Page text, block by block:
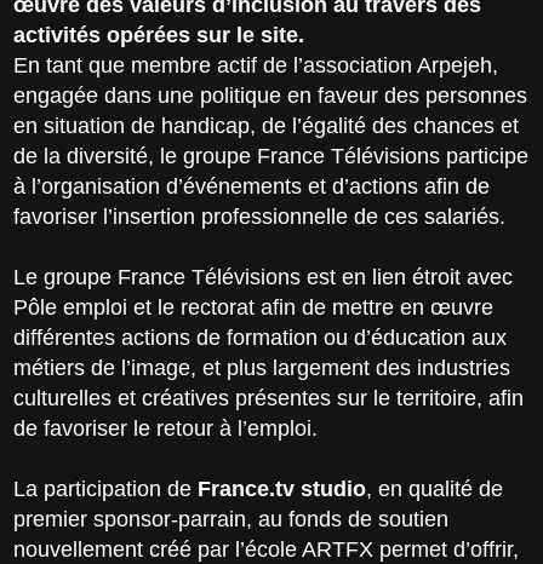
œuvre des valeurs d’inclusion au travers des
activités opérées sur le site.
En tant que membre actif de l’association Arpejeh,
engagée dans une politique en faveur des personnes
en situation de handicap, de l’égalité des chances et
de la diversité, le groupe France Télévisions participe
à l’organisation d’événements et d’actions afin de
favoriser l’insertion professionnelle de ces salariés.
Le groupe France Télévisions est en lien étroit avec
Pôle emploi et le rectorat afin de mettre en œuvre
différentes actions de formation ou d’éducation aux
métiers de l’image, et plus largement des industries
culturelles et créatives présentes sur le territoire, afin
de favoriser le retour à l’emploi.
La participation de France.tv studio, en qualité de
premier sponsor-parrain, au fonds de soutien
nouvellement créé par l’école ARTFX permet d’offrir,